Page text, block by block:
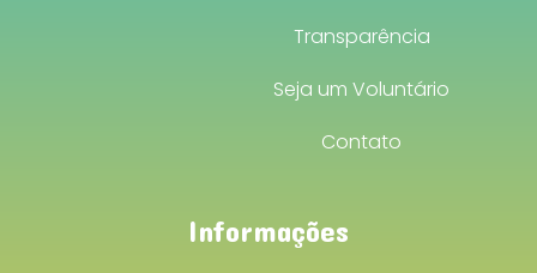
Transparência
Seja um Voluntário
Contato
Informações